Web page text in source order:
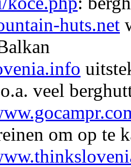
huts.net
veel
om op te